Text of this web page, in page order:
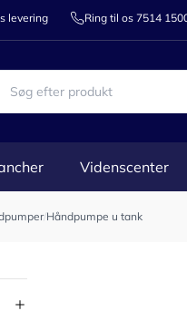
levering Ring til os 7514
Videnscenter
/Håndpumpe u tank